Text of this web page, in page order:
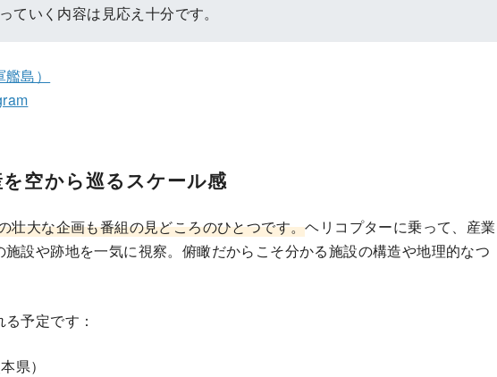
ていく内容は見応え十分です。
島）
空から巡るスケール感
壮大な企画も番組の見どころのひとつです。ヘリコプターに乗って、産業
設や跡地を一気に視察。俯瞰だからこそ分かる施設の構造や地理的なつ
予定です：
県）